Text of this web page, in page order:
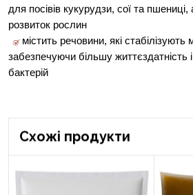
для посівів кукурудзи, сої та
розвиток рослин
містить речовини, які стабілізують
забезпечуючи більшу життєздатність
бактерій
Cхожі продукти